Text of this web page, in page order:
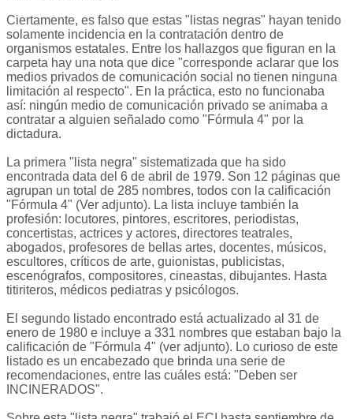
Ciertamente, es falso que estas "listas negras" hayan tenido
solamente incidencia en la contratación dentro de
organismos estatales. Entre los hallazgos que figuran en la
carpeta hay una nota que dice "corresponde aclarar que los
medios privados de comunicación social no tienen ninguna
limitación al respecto". En la práctica, esto no funcionaba
así: ningún medio de comunicación privado se animaba a
contratar a alguien señalado como "Fórmula 4" por la
dictadura.
La primera "lista negra" sistematizada que ha sido
encontrada data del 6 de abril de 1979. Son 12 páginas que
agrupan un total de 285 nombres, todos con la calificación
"Fórmula 4" (Ver adjunto). La lista incluye también la
profesión: locutores, pintores, escritores, periodistas,
concertistas, actrices y actores, directores teatrales,
abogados, profesores de bellas artes, docentes, músicos,
escultores, críticos de arte, guionistas, publicistas,
escenógrafos, compositores, cineastas, dibujantes. Hasta
titiriteros, médicos pediatras y psicólogos.
El segundo listado encontrado está actualizado al 31 de
enero de 1980 e incluye a 331 nombres que estaban bajo la
calificación de "Fórmula 4" (ver adjunto). Lo curioso de este
listado es un encabezado que brinda una serie de
recomendaciones, entre las cuáles está: "Deben ser
INCINERADOS".